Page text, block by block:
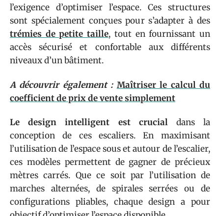
l’exigence d’optimiser l’espace. Ces structures
sont spécialement conçues pour s’adapter à des
trémies de petite taille, tout en fournissant un
accès sécurisé et confortable aux différents
niveaux d’un bâtiment.
A découvrir également : Maîtriser le calcul du
coefficient de prix de vente simplement
Le design intelligent est crucialdans la
conception de ces escaliers. En maximisant
l’utilisation de l’espace sous et autour de l’escalier,
ces modèles permettent de gagner de précieux
mètres carrés. Que ce soit par l’utilisation de
marches alternées, de spirales serrées ou de
configurations pliables, chaque design a pour